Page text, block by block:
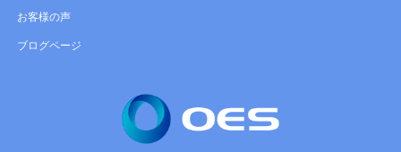
お客様の声
ブログページ